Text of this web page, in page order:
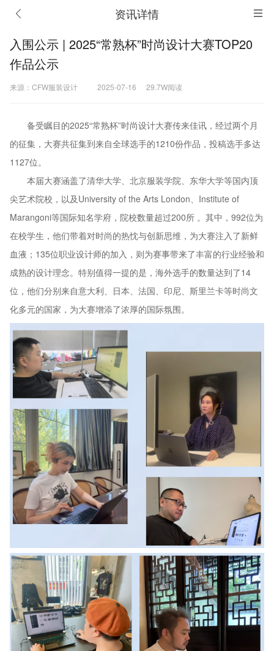
资讯详情
入围公示 | 2025“常熟杯”时尚设计大赛TOP20
作品公示
来源：CFW服装设计 2025-07-16 29.7W阅读
备受瞩目的2025“常熟杯”时尚设计大赛传来佳讯，经过两个月
的征集，大赛共征集到来自全球选手的1210份作品，投稿选手多达
1127位。
本届大赛涵盖了清华大学、北京服装学院、东华大学等国内顶
尖艺术院校，以及University of the Arts London、Institute of
Marangoni等国际知名学府，院校数量超过200所 。其中，992位为
在校学生，他们带着对时尚的热忱与创新思维，为大赛注入了新鲜
血液；135位职业设计师的加入，则为赛事带来了丰富的行业经验和
成熟的设计理念。特别值得一提的是，海外选手的数量达到了14
位，他们分别来自意大利、日本、法国、印尼、斯里兰卡等时尚文
化多元的国家，为大赛增添了浓厚的国际氛围。